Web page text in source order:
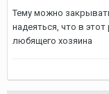
Тему можно
надеяться, что в
любящего хозяина